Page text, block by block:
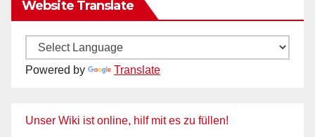
Website Translate
Powered by Translate
Unser Wiki ist online, hilf mit es zu füllen!